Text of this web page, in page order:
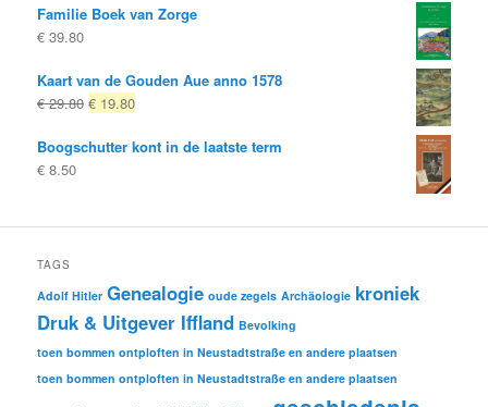
Familie Boek van Zorge
€ 39.80
Kaart van de Gouden Aue anno 1578
€29.80 Oorspronkelijke
was:
€ 19.80Huidige
is:
Boogschutter kont in de laatste term
€ 8.50
TAGS
Adolf Hitler Genealogie oude zegels Archäologie kroniek
Druk & Uitgever Iffland Bevolking
toen bommen ontploften in Neustadtstraße en andere plaatsen
toen bommen ontploften in Neustadtstraße en andere plaatsen